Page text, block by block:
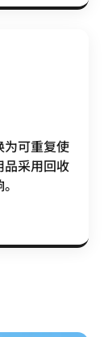
为可重复使
品采用回收